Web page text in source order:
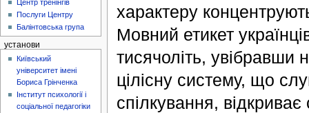
характеру
Мовний етикет
тисячоліть, увібравши
цілісну систему, що
спілкування,
Центр тренінгів
Послуги Центру
Балінтовська група
установи
Київський
університет імені
Бориса Грінченка
Інститут психології і
соціальної педагогіки